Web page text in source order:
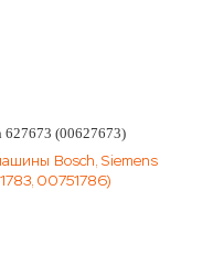
627673 (00627673)